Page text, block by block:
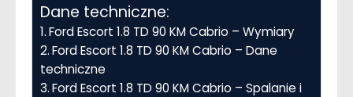
Dane techniczne:
Ford Escort 1.8 TD 90 KM Cabrio – Wymiary
Ford Escort 1.8 TD 90 KM Cabrio – Dane
techniczne
Ford Escort 1.8 TD 90 KM Cabrio – Spalanie i